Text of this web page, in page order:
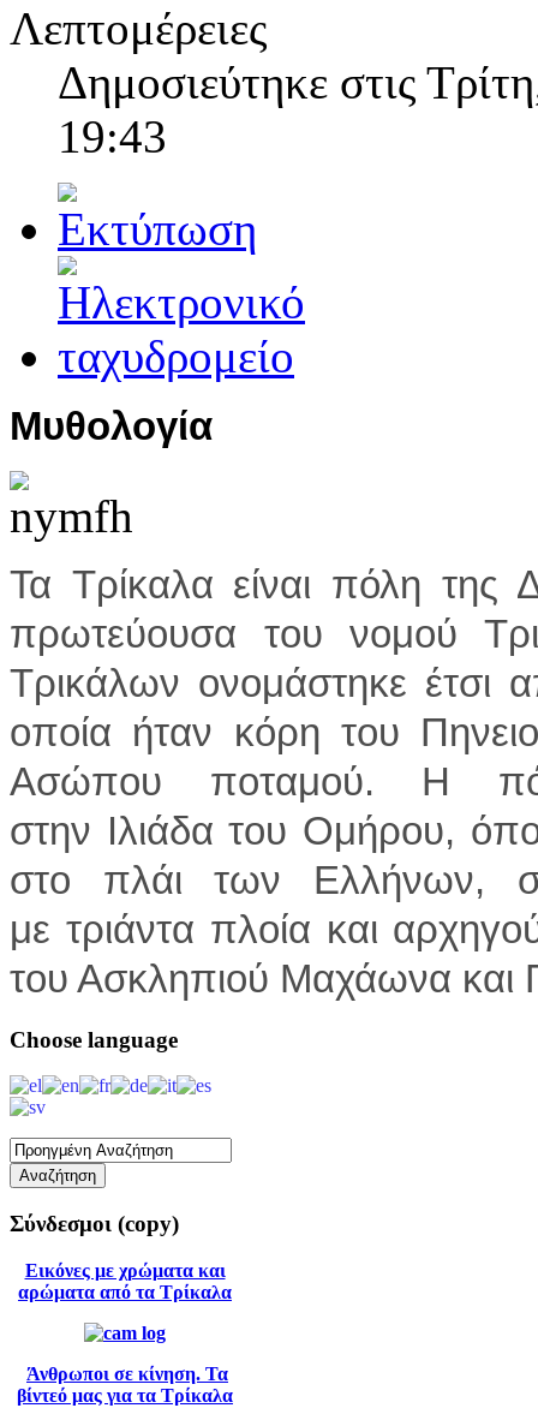
Λεπτομέρειες
Δημοσιεύτηκε στις
19:43
Μυθολογία
Τα Τρίκαλα είναι πόλη της
πρωτεύουσα του νομού
Τρικάλων ονομάστηκε έτσι
οποία ήταν κόρη του
Ασώπου ποταμού. Η
στην Ιλιάδα του Ομήρου,
στο πλάι των Ελλήνων,
με τριάντα πλοία και
του Ασκληπιού Μαχάωνα και
Choose language
Σύνδεσμοι (copy)
Εικόνες με χρώματα και
αρώματα από τα Τρίκαλα
Άνθρωποι σε κίνηση. Τα
βίντεό μας για τα Τρίκαλα